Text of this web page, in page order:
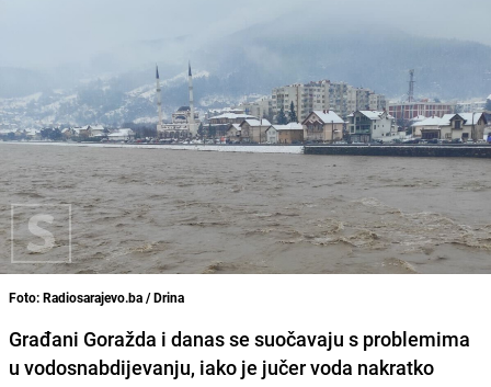
Foto: Radiosarajevo.ba / Drina
Građani Goražda i danas se suočavaju s problemima
u vodosnabdijevanju, iako je jučer voda nakratko